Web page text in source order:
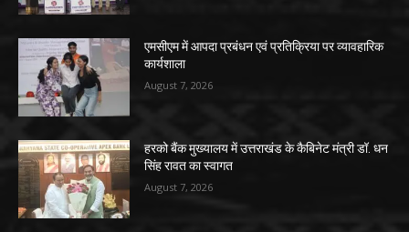
एमसीएम में आपदा प्रबंधन एवं प्रतिक्रिया पर व्यावहारिक
कार्यशाला
August 7, 2026
हरको बैंक मुख्यालय में उत्तराखंड के कैबिनेट मंत्री डॉ. धन
सिंह रावत का स्वागत
August 7, 2026